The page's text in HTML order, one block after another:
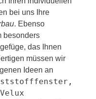
bei uns Ihre
. Ebenso
besonders
das Ihnen
müssen wir
Ideen an